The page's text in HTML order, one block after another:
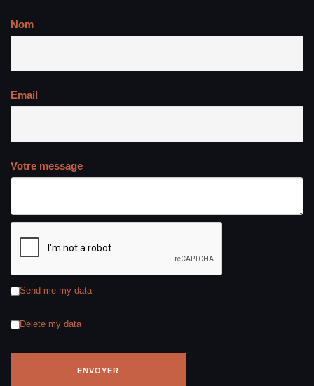
Nom
Email
Votre message
Send me my data
Delete my data